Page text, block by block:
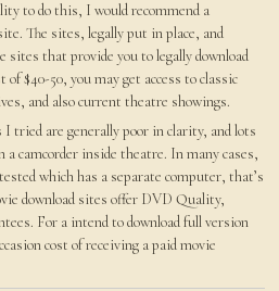
to do this, I would recommend a
The sites, legally put in place, and
that provide you to legally download
$40-50, you may get access to classic
and also current theatre showings.
tried are generally poor in clarity, and lots
camcorder inside theatre. In many cases,
which has a separate computer, that’s
download sites offer DVD Quality,
For a intend to download full version
cost of receiving a paid movie